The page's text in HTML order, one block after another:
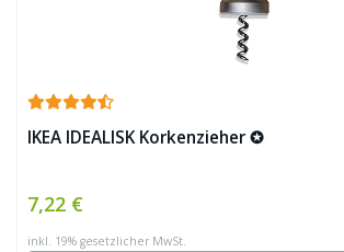
IKEA IDEALISK Korkenzieher ✪
7,22 €
inkl. 19% gesetzlicher MwSt.